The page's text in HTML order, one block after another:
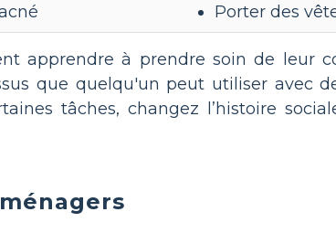
Porter des
apprendre à prendre soin de leur
que quelqu'un peut utiliser avec
tâches, changez l’histoire